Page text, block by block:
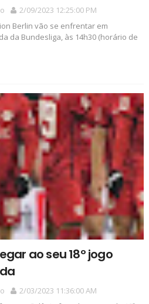
2/09/2023 12:25:00 PM
Berlin vão se enfrentar em
da Bundesliga, às 14h30 (horário de
ao seu 18º jogo
2/03/2023 11:36:00 AM